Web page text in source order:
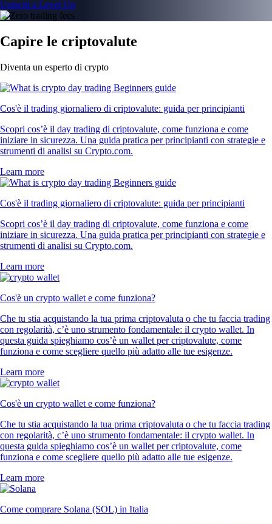
Unisciti a Level Up
Capire le criptovalute
Diventa un esperto di crypto
Cos'è il trading giornaliero di criptovalute: guida per principianti
Scopri cos’è il day trading di criptovalute, come funziona e come
iniziare in sicurezza. Una guida pratica per principianti con strategie e
strumenti di analisi su Crypto.com.
Learn more
Cos'è il trading giornaliero di criptovalute: guida per principianti
Scopri cos’è il day trading di criptovalute, come funziona e come
iniziare in sicurezza. Una guida pratica per principianti con strategie e
strumenti di analisi su Crypto.com.
Learn more
Cos'è un crypto wallet e come funziona?
Che tu stia acquistando la tua prima criptovaluta o che tu faccia trading
con regolarità, c’è uno strumento fondamentale: il crypto wallet. In
questa guida spieghiamo cos’è un wallet per criptovalute, come
funziona e come scegliere quello più adatto alle tue esigenze.
Learn more
Cos'è un crypto wallet e come funziona?
Che tu stia acquistando la tua prima criptovaluta o che tu faccia trading
con regolarità, c’è uno strumento fondamentale: il crypto wallet. In
questa guida spieghiamo cos’è un wallet per criptovalute, come
funziona e come scegliere quello più adatto alle tue esigenze.
Learn more
Come comprare Solana (SOL) in Italia